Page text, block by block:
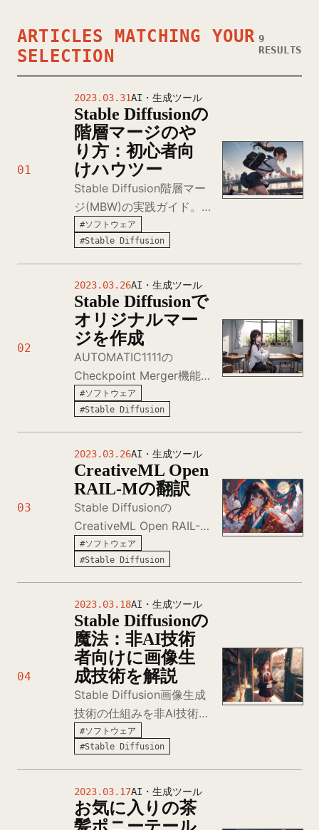
ARTICLES MATCHING YOUR
SELECTION
9
RESULTS
01
2023.03.31AI・生成ツール
Stable Diffusionの
階層マージのや
り方：初心者向
けハウツー
Stable Diffusion階層マー
ジ(MBW)の実践ガイド。
AUTOMATIC1111のsd-
webui-supermerger拡張
を使い、U-Netの25層そ
れぞれに重み付けしてオリ
ジナルモデルを作成する詳
細手順。
#ソフトウェア
#Stable Diffusion
02
2023.03.26AI・生成ツール
Stable Diffusionで
オリジナルマー
ジを作成
AUTOMATIC1111の
Checkpoint Merger機能
で簡単モデルマージ。
viewer-mixとMeinaPastel
を組み合わせて
EstrildaMixを作成。異な
る比率でのマージ結果比較
と実践的な手順を解説。
#ソフトウェア
#Stable Diffusion
03
2023.03.26AI・生成ツール
CreativeML Open
RAIL-Mの翻訳
Stable Diffusionの
CreativeML Open RAIL-M
ライセンス日本語翻訳。知
的財産権、使用制限、配布
条件、責任範囲まで、AIモ
デル利用で押さえるべき法
的要件を詳細解説。
#ソフトウェア
#Stable Diffusion
04
2023.03.18AI・生成ツール
Stable Diffusionの
魔法：非AI技術
者向けに画像生
成技術を解説
Stable Diffusion画像生成
技術の仕組みを非AI技術者
向けに解説。拡散モデル、
ノイズ除去、条件付きモデ
ル、学習プロセスまで、AI
がテキストから画像を生成
する魔法の原理を分かりや
すく説明。
#ソフトウェア
#Stable Diffusion
2023.03.17AI・生成ツール
お気に入りの茶
髪ポニーテール